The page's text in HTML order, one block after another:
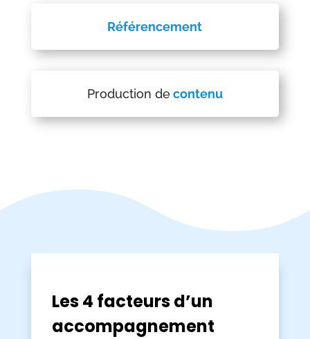
Référencement
Production decontenu
Les 4 facteurs d’un
accompagnement